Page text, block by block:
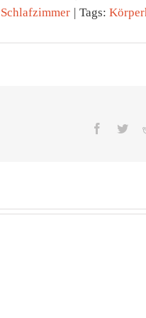
Schlafzimmer Tags:
Facebook